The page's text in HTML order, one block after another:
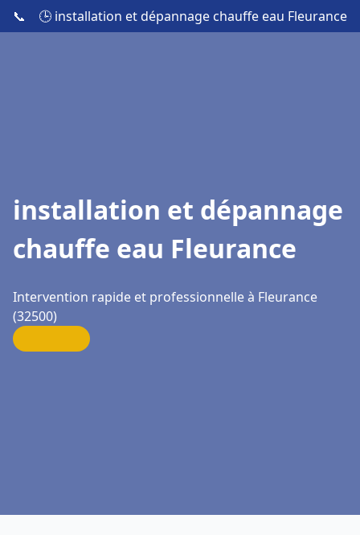
📞 🕒 installation et dépannage chauffe eau Fleurance
installation et dépannage
chauffe eau Fleurance
Intervention rapide et professionnelle à Fleurance
(32500)